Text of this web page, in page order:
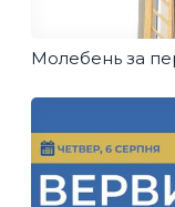
Молебень за